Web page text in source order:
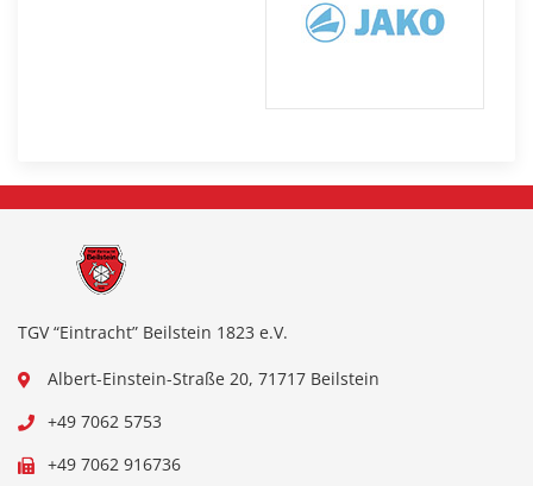
TGV “Eintracht” Beilstein 1823 e.V.
Albert-Einstein-Straße 20, 71717 Beilstein
+49 7062 5753
+49 7062 916736